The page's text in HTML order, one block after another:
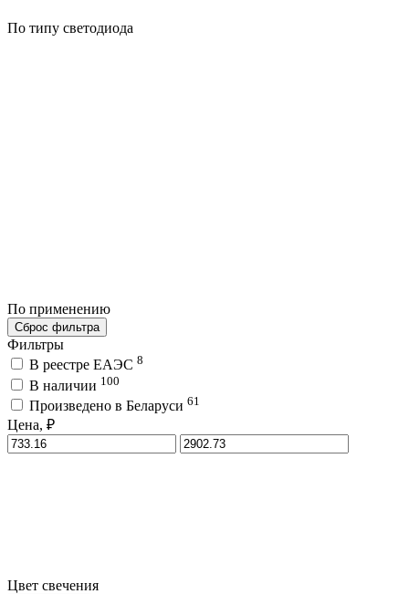
По типу светодиода
По применению
Сброс фильтра
Фильтры
В реестре ЕАЭС 8
В наличии 100
Произведено в Беларуси 61
Цена, ₽
Цвет свечения